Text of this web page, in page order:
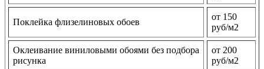
Поклейка флизелиновых обоев
от 150
руб/м2
Оклеивание виниловыми обоями без подбора
рисунка
от 200
руб/м2